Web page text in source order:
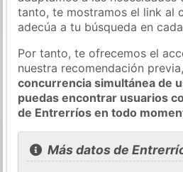
tanto, te mostramos el link al
adecúa a tu búsqueda en
Por tanto, te ofrecemos el
nuestra recomendación previa,
concurrencia simultánea de
puedas encontrar usuarios
de Entrerríos en todo
Más datos de